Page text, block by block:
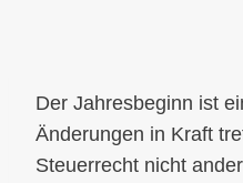
Der Jahresbeginn ist
Änderungen in Kraft
Steuerrecht nicht